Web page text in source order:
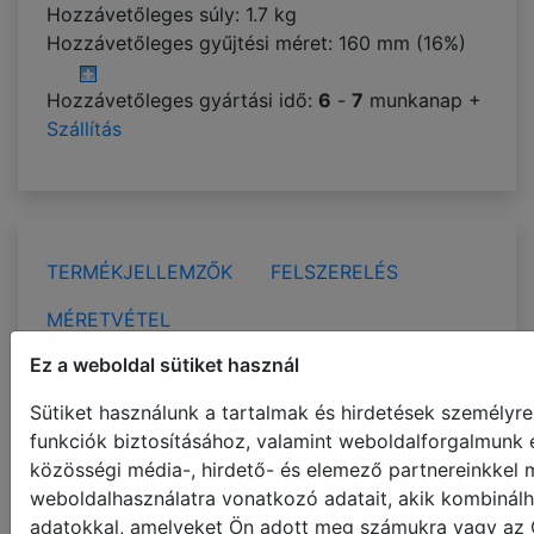
Ez a weboldal sütiket használ
Sütiket használunk a tartalmak és hirdetések
funkciók biztosításához, valamint weboldalforgalmunk
közösségi média-, hirdető- és elemező partnereinkkel
weboldalhasználatra vonatkozó adatait, akik
adatokkal, amelyeket Ön adott meg számukra vagy az
Hozzávetőleges súly: 1.7 kg
Hozzávetőleges gyűjtési méret: 160 mm (16%)
Hozzávetőleges gyártási idő: 6 - 7 munkanap +
Szállítás
TERMÉKJELLEMZŐK
FELSZERELÉS
MÉRETVÉTEL
RENDELKEZÉSRE ÁLLÓ SZÍNEK
A(z) fa reluxa 35mmhozzávetőleges gyártási
ideje: 6-7munkanap. + Szállítás 2-4 nap, ld.
Szállítás